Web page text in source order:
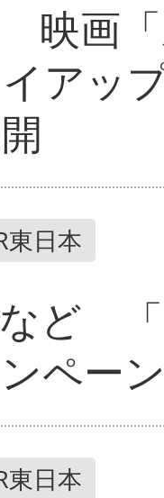
映画
アッ
東日本
など
ペー
東日本